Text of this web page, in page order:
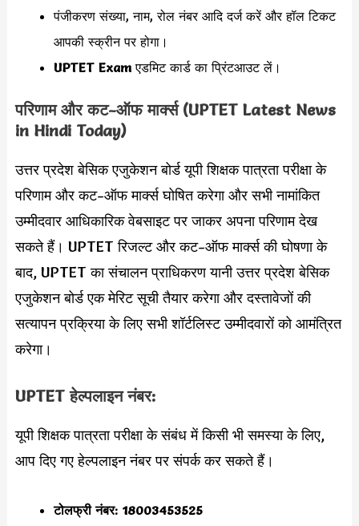
पंजीकरण संख्या, नाम, रोल नंबर आदि दर्ज करें और हॉल टिकट
आपकी स्क्रीन पर होगा।
UPTET Examएडमिट कार्ड का प्रिंटआउट लें।
परिणाम और कट-ऑफ मार्क्स (UPTET Latest News
in Hindi Today)
उत्तर प्रदेश बेसिक एजुकेशन बोर्ड यूपी शिक्षक पात्रता परीक्षा के
परिणाम और कट-ऑफ मार्क्स घोषित करेगा और सभी नामांकित
उम्मीदवार आधिकारिक वेबसाइट पर जाकर अपना परिणाम देख
सकते हैं। UPTET रिजल्ट और कट-ऑफ मार्क्स की घोषणा के
बाद, UPTET का संचालन प्राधिकरण यानी उत्तर प्रदेश बेसिक
एजुकेशन बोर्ड एक मेरिट सूची तैयार करेगा और दस्तावेजों की
सत्यापन प्रक्रिया के लिए सभी शॉर्टलिस्ट उम्मीदवारों को आमंत्रित
करेगा।
UPTET हेल्पलाइन नंबर:
यूपी शिक्षक पात्रता परीक्षा के संबंध में किसी भी समस्या के लिए,
आप दिए गए हेल्पलाइन नंबर पर संपर्क कर सकते हैं।
टोलफ्री नंबर: 18003453525